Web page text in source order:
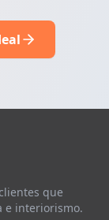
que
e interiorismo.